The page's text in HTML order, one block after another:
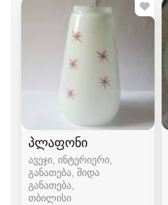
პლაფონი
ავეჯი, ინტერიერი,
განათება, შიდა
განათება
თბილისი